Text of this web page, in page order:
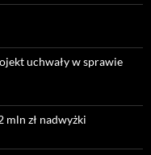
uchwały w sprawie
mln zł nadwyżki